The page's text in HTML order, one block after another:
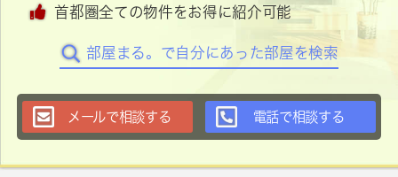
首都圏全ての物件をお得に紹介可能
部屋まる。で自分にあった部屋を検索
メールで相談する 電話で相談する